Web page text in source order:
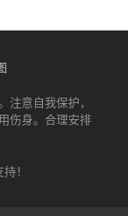
注意自我保护，
伤身。合理安排
！